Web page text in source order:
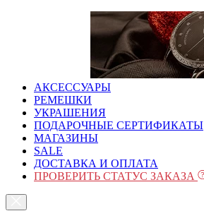
АКСЕССУАРЫ
РЕМЕШКИ
УКРАШЕНИЯ
ПОДАРОЧНЫЕ СЕРТИФИКАТЫ
МАГАЗИНЫ
SALE
ДОСТАВКА И ОПЛАТА
ПРОВЕРИТЬ СТАТУС ЗАКАЗА